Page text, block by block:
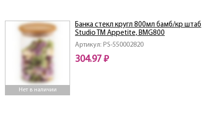
Нет в наличии
Артикул: PS-550002820
Банка стекл кругл 800мл бамб/кр штаб
Studio TM Appetite, BMG800
304.97 ₽